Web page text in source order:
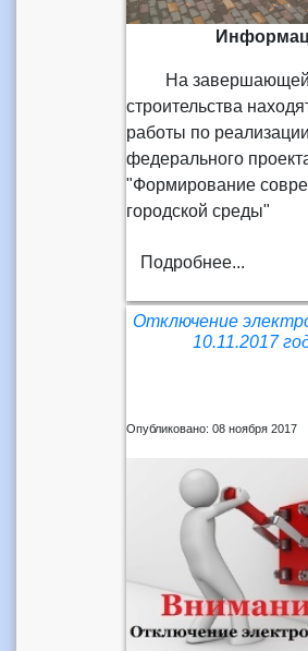
На завершающей
строительства
работы по реализации
федерального
"Формирование
городской среды"
Подробнее...
Отключение
10.11.2017
Опубликовано: 08 ноября 2017